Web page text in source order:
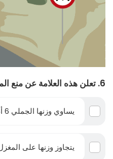
6. تعلن هذه العلامة عن منع المرور على العربات التي :
يساوي وزنها الجملي 6 أطنان
يتجاوز وزنها على المغزل